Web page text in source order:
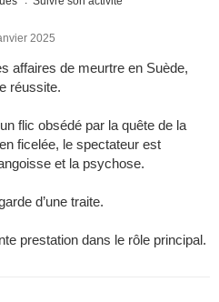
2025
affaires de meurtre en Suède,
réussite.
flic obsédé par la quête de la
ficelée, le spectateur est
et la psychose.
d’une traite.
prestation dans le rôle principal.